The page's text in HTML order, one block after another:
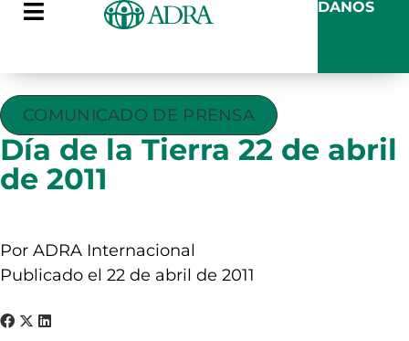
DANOS
COMUNICADO DE PRENSA
Día de la Tierra 22 de abril
de 2011
Por ADRA Internacional
Publicado el 22 de abril de 2011